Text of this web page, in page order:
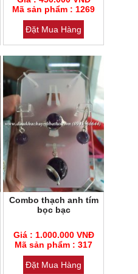
Loại đá : Cẩm thạch
Mã sản phẩm : 1269
Đặt Mua Hàng
Mã sản phẩm : 317
Loại đá : Thạch anh
Combo thạch anh tím
bọc bạc
Giá : 1.000.000 VNĐ
Mã sản phẩm : 317
Đặt Mua Hàng